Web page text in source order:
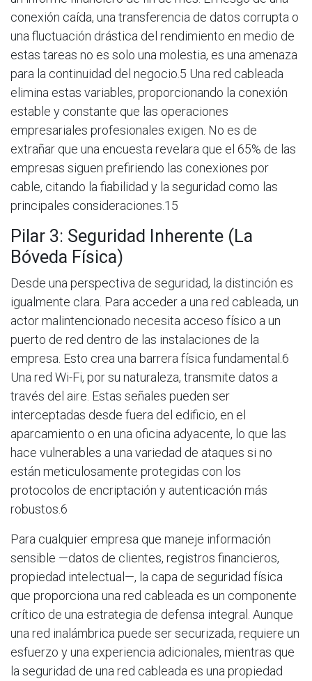
conexión caída, una transferencia de datos corrupta o
una fluctuación drástica del rendimiento en medio de
estas tareas no es solo una molestia, es una amenaza
para la continuidad del negocio.5 Una red cableada
elimina estas variables, proporcionando la conexión
estable y constante que las operaciones
empresariales profesionales exigen. No es de
extrañar que una encuesta revelara que el 65% de las
empresas siguen prefiriendo las conexiones por
cable, citando la fiabilidad y la seguridad como las
principales consideraciones.15
Pilar 3: Seguridad Inherente (La
Bóveda Física)
Desde una perspectiva de seguridad, la distinción es
igualmente clara. Para acceder a una red cableada, un
actor malintencionado necesita acceso físico a un
puerto de red dentro de las instalaciones de la
empresa. Esto crea una barrera física fundamental.6
Una red Wi-Fi, por su naturaleza, transmite datos a
través del aire. Estas señales pueden ser
interceptadas desde fuera del edificio, en el
aparcamiento o en una oficina adyacente, lo que las
hace vulnerables a una variedad de ataques si no
están meticulosamente protegidas con los
protocolos de encriptación y autenticación más
robustos.6
Para cualquier empresa que maneje información
sensible —datos de clientes, registros financieros,
propiedad intelectual—, la capa de seguridad física
que proporciona una red cableada es un componente
crítico de una estrategia de defensa integral. Aunque
una red inalámbrica puede ser securizada, requiere un
esfuerzo y una experiencia adicionales, mientras que
la seguridad de una red cableada es una propiedad